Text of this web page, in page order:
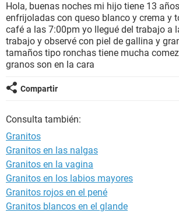
BIENESTAR
SEXUALIDAD
GLOSARIO
Hola, buenas noches mi hijo tiene 13
enfrijoladas con queso blanco y crema y
café a las 7:00pm yo llegué del trabajo a
trabajo y observé con piel de gallina y
tamaños tipo ronchas tiene mucha
granos son en la cara
Compartir
Consulta también:
Granitos
Granitos en las nalgas
Granitos en la vagina
Granitos en los labios mayores
Granitos rojos en el pené
Granitos blancos en el glande